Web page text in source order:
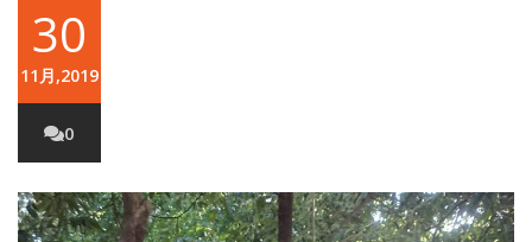
30
11月,2019
0